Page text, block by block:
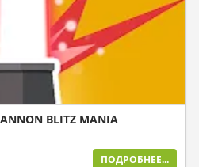
BLITZ MANIA
ПОДРОБНЕЕ...